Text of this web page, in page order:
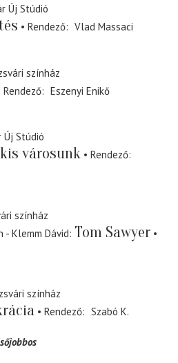
Új Stúdió
Rendező
Vlad Massaci
színház
Rendező
Eszenyi Enikő
Új Stúdió
városunk
Rendező
színház
- Klemm Dávid Tom Sawyer
színház
Rendező
Szabó K.